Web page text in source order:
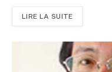
LIRE LA SUITE